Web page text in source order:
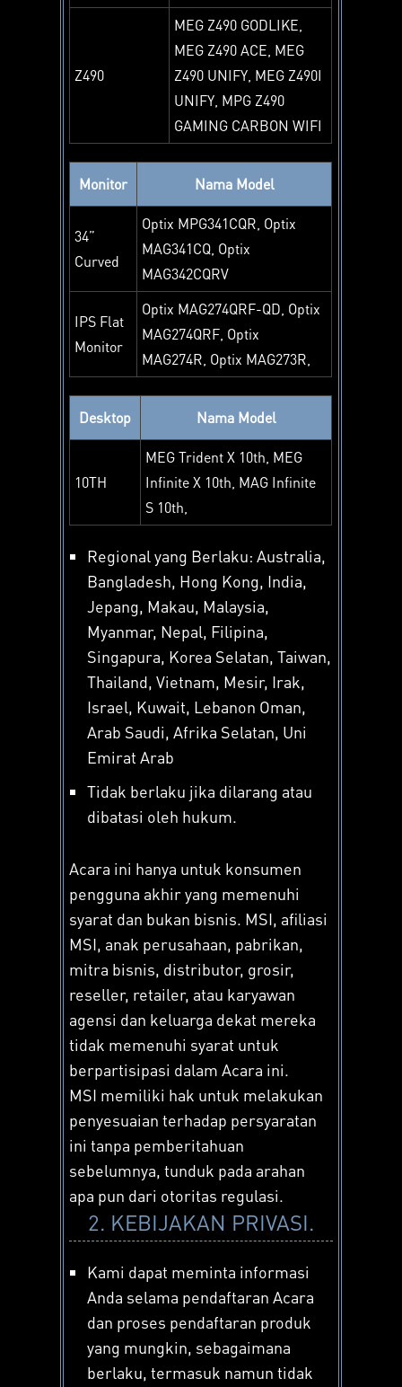
Z490
MEG Z490 GODLIKE,
MEG Z490 ACE, MEG
Z490 UNIFY, MEG Z490I
UNIFY, MPG Z490
GAMING CARBON WIFI
Monitor Nama Model
34”
Curved
Optix MPG341CQR, Optix
MAG341CQ, Optix
MAG342CQRV
IPS Flat
Monitor
Optix MAG274QRF-QD, Optix
MAG274QRF, Optix
MAG274R, Optix MAG273R,
Desktop Nama Model
10TH
MEG Trident X 10th, MEG
Infinite X 10th, MAG Infinite
S 10th,
Regional yang Berlaku: Australia,
Bangladesh, Hong Kong, India,
Jepang, Makau, Malaysia,
Myanmar, Nepal, Filipina,
Singapura, Korea Selatan, Taiwan,
Thailand, Vietnam, Mesir, Irak,
Israel, Kuwait, Lebanon Oman,
Arab Saudi, Afrika Selatan, Uni
Emirat Arab
Tidak berlaku jika dilarang atau
dibatasi oleh hukum.
Acara ini hanya untuk konsumen
pengguna akhir yang memenuhi
syarat dan bukan bisnis. MSI, afiliasi
MSI, anak perusahaan, pabrikan,
mitra bisnis, distributor, grosir,
reseller, retailer, atau karyawan
agensi dan keluarga dekat mereka
tidak memenuhi syarat untuk
berpartisipasi dalam Acara ini.
MSI memiliki hak untuk melakukan
penyesuaian terhadap persyaratan
ini tanpa pemberitahuan
sebelumnya, tunduk pada arahan
apa pun dari otoritas regulasi.
2. KEBIJAKAN PRIVASI.
Kami dapat meminta informasi
Anda selama pendaftaran Acara
dan proses pendaftaran produk
yang mungkin, sebagaimana
berlaku, termasuk namun tidak